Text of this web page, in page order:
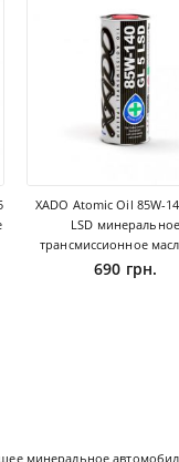
XADO Atomic Oil 85W-
LSD минеральное
трансмиссионное
690 грн.
минеральное